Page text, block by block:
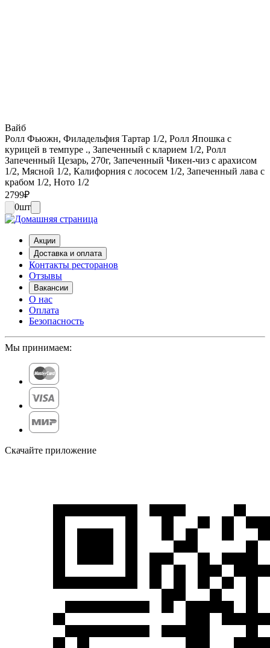
Вайб
Ролл Фьюжн, Филадельфия Тартар 1/2, Ролл Япошка с
курицей в темпуре ., Запеченный с кларием 1/2, Ролл
Запеченный Цезарь, 270г, Запеченный Чикен-чиз с арахисом
1/2, Мясной 1/2, Калифорния с лососем 1/2, Запеченный лава с
крабом 1/2, Ното 1/2
2799₽
0шт
Акции
Доставка и оплата
Контакты ресторанов
Отзывы
Вакансии
О нас
Оплата
Безопасность
Мы принимаем:
Скачайте приложение